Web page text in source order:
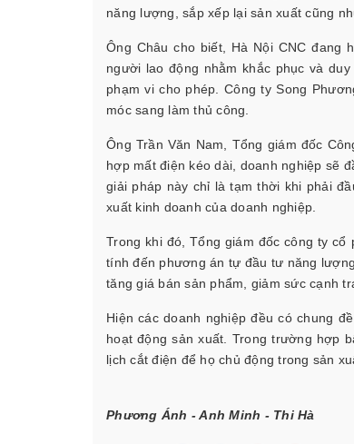
năng lượng, sắp xếp lại sản xuất cũng
Ông Châu cho biết, Hà Nội CNC đang
người lao động nhằm khắc phục và
phạm vi cho phép. Công ty Song
móc sang làm thủ công.
Ông Trần Văn Nam, Tổng giám đốc
hợp mất điện kéo dài, doanh nghiệp sẽ
giải pháp này chỉ là tạm thời khi phải
xuất kinh doanh của doanh nghiệp.
Trong khi đó, Tổng giám đốc công ty
tính đến phương án tự đầu tư năng
tăng giá bán sản phẩm, giảm sức cạnh
Hiện các doanh nghiệp đều có chung
hoạt động sản xuất. Trong trường hợp
lịch cắt điện để họ chủ động trong sản
Phương Ánh - Anh Minh - Thi Hà